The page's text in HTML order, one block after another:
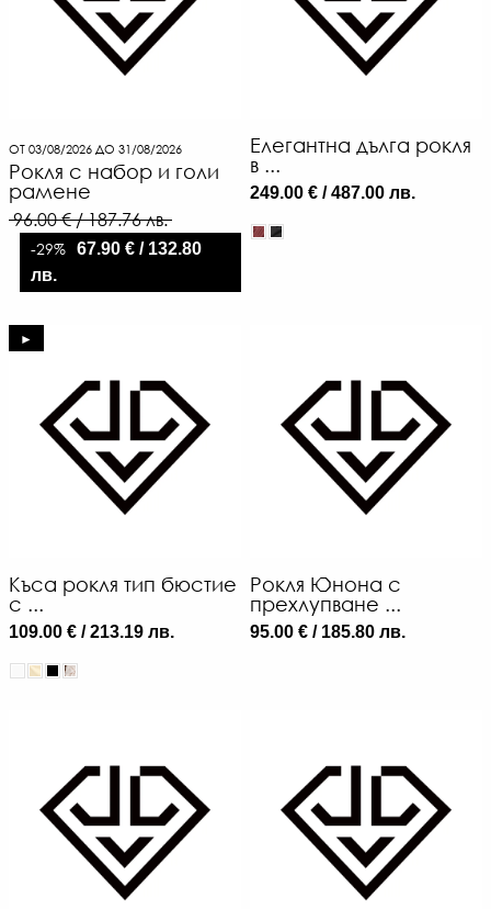
ОТ 03/08/2026 ДО 31/08/2026
Рокля с набор и голи
рамене
96.00 € / 187.76 лв.
-29% 67.90 € / 132.80
лв.
Елегантна дълга рокля
в ...
249.00 € / 487.00 лв.
►
Къса рокля тип бюстие
с ...
109.00 € / 213.19 лв.
Рокля Юнона с
прехлупване ...
95.00 € / 185.80 лв.